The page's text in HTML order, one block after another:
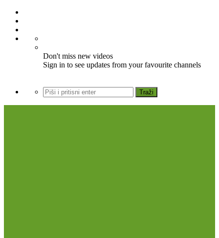
Don't miss new videos
Sign in to see updates from your favourite channels